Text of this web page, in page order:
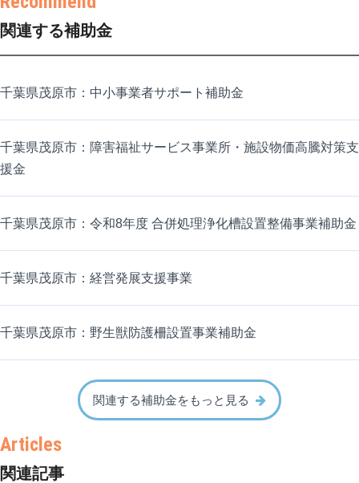
関連する補助金
千葉県茂原市：中小事業者サポート補助金
千葉県茂原市：障害福祉サービス事業所・施設物価高騰対策支
援金
千葉県茂原市：令和8年度 合併処理浄化槽設置整備事業補助金
千葉県茂原市：経営発展支援事業
千葉県茂原市：野生獣防護柵設置事業補助金
関連する補助金をもっと見る
関連記事